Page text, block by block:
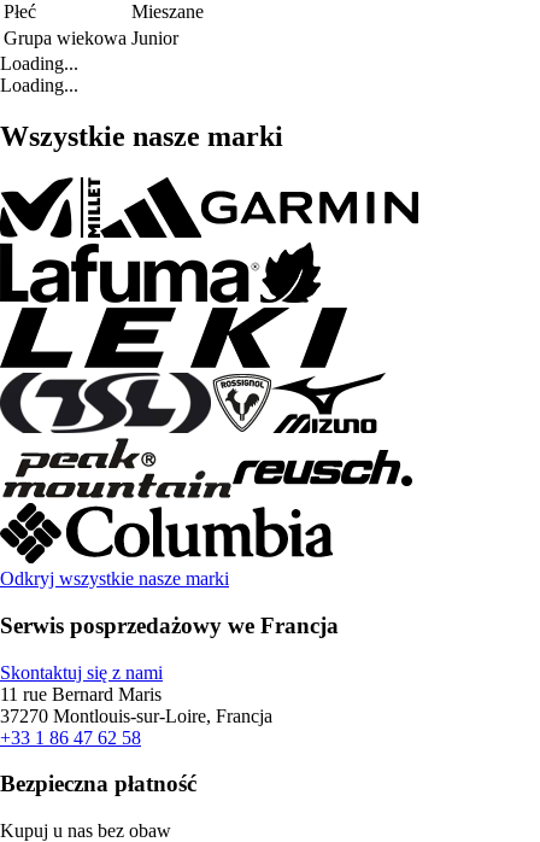
Płeć
Mieszane
Grupa wiekowa Junior
Loading...
Loading...
Wszystkie nasze marki
Odkryj wszystkie nasze marki
Serwis posprzedażowy we Francja
Skontaktuj się z nami
11 rue Bernard Maris
37270 Montlouis-sur-Loire, Francja
+33 1 86 47 62 58
Bezpieczna płatność
Kupuj u nas bez obaw